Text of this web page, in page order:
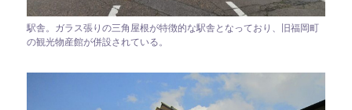
駅舎。ガラス張りの三角屋根が特徴的な駅舎となっており、旧福岡町
の観光物産館が併設されている。